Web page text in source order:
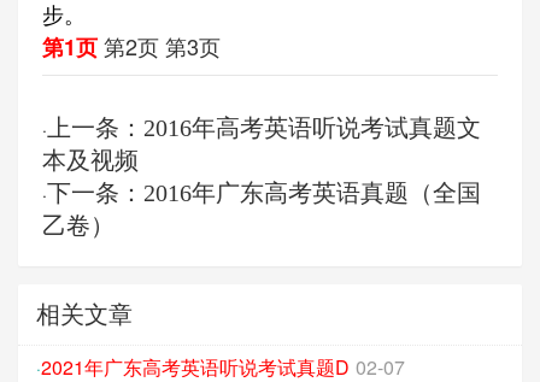
步。
第1页第2页第3页
· 上一条：2016年高考英语听说考试真题文
本及视频
·下一条：2016年广东高考英语真题（全国
乙卷）
相关文章
·2021年广东高考英语听说考试真题D 02-07